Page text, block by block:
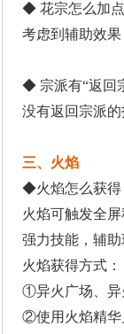
◆ 花宗怎么加点
考虑到辅助效果
◆ 宗派有“返回
没有返回宗派的
三、火焰
◆火焰怎么获得
火焰可触发全
强力技能，辅助
火焰获得方式：
①异火广场、异
②使用火焰精华